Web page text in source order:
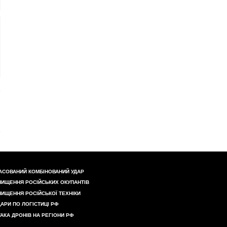
КОМБІНОВАНИЙ УДАР
РОСІЙСЬКИХ ОКУПАНТІВ
РОСІЙСЬКОЇ ТЕХНІКИ
ПО ЛОГІСТИЦІ РФ
ДРОНІВ НА РЕГІОНИ РФ